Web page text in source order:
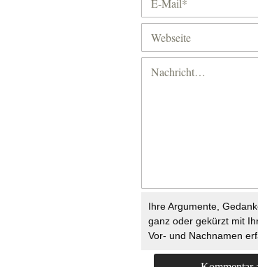
Ihre Argumente,
ganz oder gekürzt mit
Vor- und Nachnamen